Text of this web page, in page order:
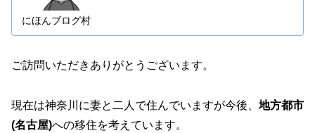
にほんブログ村
ご訪問いただきありがとうございます。
現在は神奈川に妻と二人で住んでいますが今後、 地方都市
(名古屋)への移住を考えています。